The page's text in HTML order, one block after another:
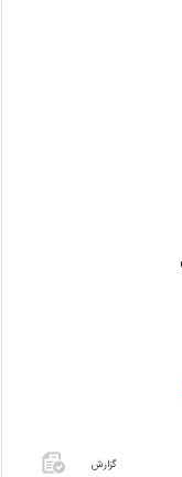
گزارش